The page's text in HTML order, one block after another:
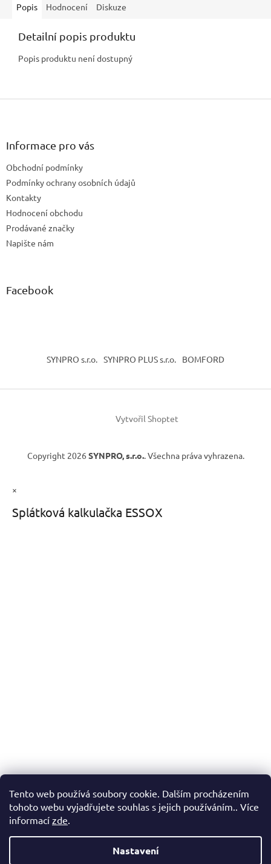
Tento web používá soubory cookie. Dalším procházením
tohoto webu vyjadřujete souhlas s jejich používáním.. Více
informací zde.
Nastavení
Popis Hodnocení Diskuze
Detailní popis produktu
Popis produktu není dostupný
Z
Informace pro vás
Obchodní podmínky
Podmínky ochrany osobních údajů
Kontakty
Hodnocení obchodu
Prodávané značky
Napište nám
Facebook
SYNPRO s.r.o. SYNPRO PLUS s.r.o. BOMFORD
Vytvořil Shoptet
Copyright 2026 SYNPRO, s.r.o.. Všechna práva vyhrazena.
×
Splátková kalkulačka ESSOX